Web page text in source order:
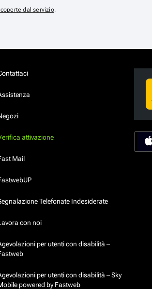
dal servizio.
attivazione
Mail
Telefonate Indesiderate
con noi
per utenti con disabilità –
per utenti con disabilità – Sky
powered by Fastweb